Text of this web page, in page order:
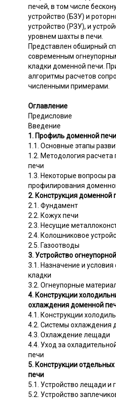
печей, в том числе
устройство (БЗУ) и
устройство (РЗУ), и
уровнем шахты в печи.
Представлен обширный
современным
кладки доменной печи.
алгоритмы расчетов
численными примерами.
Оглавление
Предисловие
Введение
1. Профиль доменной печи
1.1. Основные этапы
1.2. Методология
печи
1.3. Некоторые вопросы
профилирования
2. Конструкция доменной
2.1. Фундамент
2.2. Кожух печи
2.3. Несущие
2.4. Колошниковое
2.5. Газоотводы
3. Устройство
3.1. Назначение и
кладки
3.2. Огнеупорные
4. Конструкции
охлаждения доменной
4.1. Конструкции
4.2. Системы охлаждения
4.3. Охлаждение лещади
4.4. Уход за
печи
5. Конструкции
печи
5.1. Устройство лещади и
5.2. Устройство